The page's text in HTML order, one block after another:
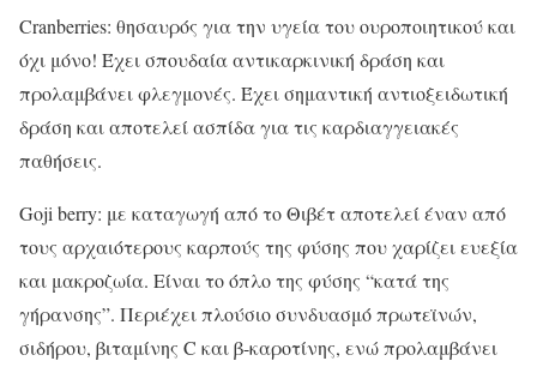
Cranberries: θησαυρός για την υγεία του ουροποιητικού και
όχι μόνο! Έχει σπουδαία αντικαρκινική δράση και
προλαμβάνει φλεγμονές. Έχει σημαντική αντιοξειδωτική
δράση και αποτελεί ασπίδα για τις καρδιαγγειακές
παθήσεις.
Goji berry: με καταγωγή από το Θιβέτ αποτελεί έναν από
τους αρχαιότερους καρπούς της φύσης που χαρίζει ευεξία
και μακροζωία. Είναι το όπλο της φύσης “κατά της
γήρανσης”. Περιέχει πλούσιο συνδυασμό πρωτεϊνών,
σιδήρου, βιταμίνης C και β-καροτίνης, ενώ προλαμβάνει